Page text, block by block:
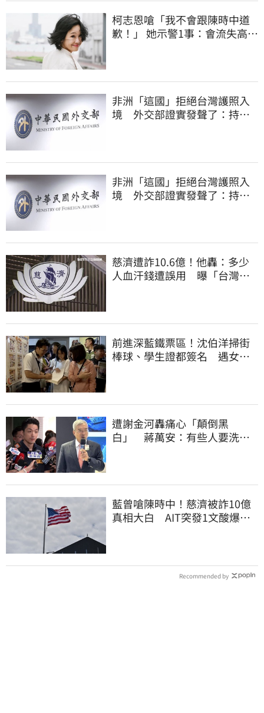
柯志恩嗆「我不會跟陳時中道
歉！」 她示警1事：會流失高雄
非洲「這國」拒絕台灣護照入
境 外交部證實發聲了：持續
非洲「這國」拒絕台灣護照入
境 外交部證實發聲了：持續
慈濟遭詐10.6億！他轟：多少
人血汗錢遭誤用 曝「台灣這
前進深藍鐵票區！沈伯洋掃街
棒球、學生證都簽名 遇女子
遭謝金河轟痛心「顛倒黑
白」 蔣萬安：有些人要洗人
藍曾嗆陳時中！慈濟被詐10億
真相大白 AIT突發1文酸爆…
Recommended by